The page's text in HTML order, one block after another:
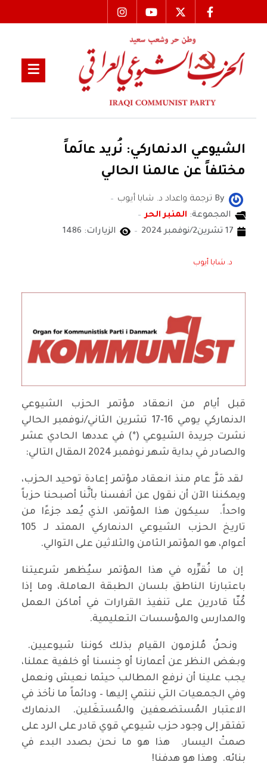
الشيوعي الدنماركي: نُريد عالَماً
مختلفاً عن عالمنا الحالي
By ترجمة واعداد د. شابا أيوب
المجموعة: المنبر الحر
17 تشرين2/نوفمبر 2024
الزيارات: 1486
د. شابا أيوب
قبل أيام من انعقاد مؤتمر الحزب الشيوعي
الدنماركي يومي 16-17 تشرين الثاني/نوفمبر الحالي
نشرت جريدة الشيوعي (*) في عددها الحادي عشر
والصادر في بداية شهر نوفمبر 2024 المقال التالي:
لقد مَرَّ عام منذ انعقاد مؤتمر إعادة توحيد الحزب،
ويمكننا الآن أن نقول عن أنفسنا بأنَّنا أصبحنا حزباً
واحداً. سيكون هذا المؤتمر، الذي يُعد جزءًا من
تاريخ الحزب الشيوعي الدنماركي الممتد لـ 105
أعوام، هو المؤتمر الثامن والثلاثين على التوالي.
إن ما نُقرِّره في هذا المؤتمر سيُظهر شرعيتنا
باعتبارنا الناطق بلسان الطبقة العاملة، وما إذا
كُنّا قادرين على تنفيذ القرارات في أماكن العمل
والمدارس والمؤسسات التعليمية.
ونحنُ مُلزمون القيام بذلك كوننا شيوعيين.
وبغض النظر عن أعمارنا أو جِنسنا أو خلفية عملنا،
يجب علينا أن نرفع المطالب حيثما نعيش ونعمل
وفي الجمعيات التي ننتمي إليها – ودائماً ما نأخذ في
الاعتبار المُستضعفين والمُستغَلين. الدنمارك
تفتقر إلى وجود حزب شيوعي قوي قادر على الرد على
صمتْ اليسار. هذا هو ما نحن بصدد البدء في
بنائه. وهذا هو هدفنا!